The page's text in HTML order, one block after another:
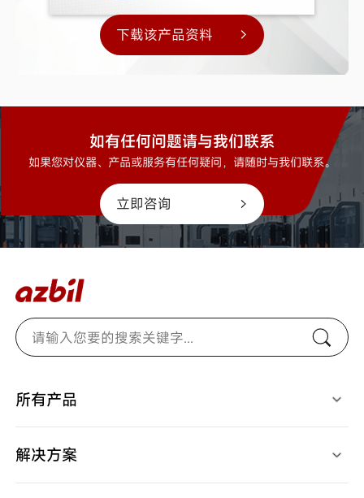
下载该产品资料
如有任何问题请与我们联系
如果您对仪器、产品或服务有任何疑问，请随时与我们联系。
立即咨询
所有产品
检测、识别用传感器
限位开关
开关/传感器配件
记录仪
马达/执行器/控制阀
解决方案
视频中心